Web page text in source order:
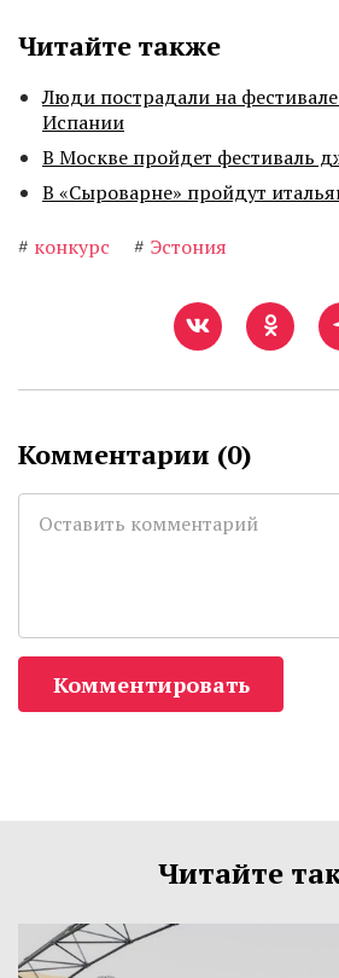
Читайте также
Люди пострадали на
Испании
В Москве пройдет фестиваль
В «Сыроварне» пройдут
# конкурс # Эстония
Комментарии (0)
Комментировать
Читайте